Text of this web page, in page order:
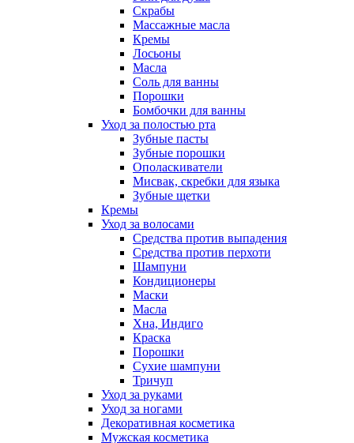
Скрабы
Массажные масла
Кремы
Лосьоны
Масла
Соль для ванны
Порошки
Бомбочки для ванны
Уход за полостью рта
Зубные пасты
Зубные порошки
Ополаскиватели
Мисвак, скребки для языка
Зубные щетки
Кремы
Уход за волосами
Средства против выпадения
Средства против перхоти
Шампуни
Кондиционеры
Маски
Масла
Хна, Индиго
Краска
Порошки
Сухие шампуни
Тричуп
Уход за руками
Уход за ногами
Декоративная косметика
Мужская косметика